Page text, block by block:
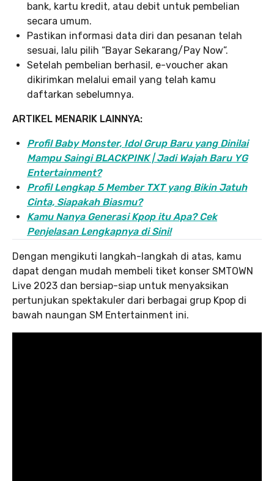
bank, kartu kredit, atau debit untuk pembelian
secara umum.
Pastikan informasi data diri dan pesanan telah
sesuai, lalu pilih “Bayar Sekarang/Pay Now”.
Setelah pembelian berhasil, e-voucher akan
dikirimkan melalui email yang telah kamu
daftarkan sebelumnya.
ARTIKEL MENARIK LAINNYA:
Profil Baby Monster, Idol Grup Baru yang Dinilai
Mampu Saingi BLACKPINK | Jadi Wajah Baru YG
Entertainment?
Profil Lengkap 5 Member TXT yang Bikin Jatuh
Cinta, Siapakah Biasmu?
Kamu Nanya Generasi Kpop itu Apa? Cek
Penjelasan Lengkapnya di Sini!
Dengan mengikuti langkah-langkah di atas, kamu
dapat dengan mudah membeli tiket konser SMTOWN
Live 2023 dan bersiap-siap untuk menyaksikan
pertunjukan spektakuler dari berbagai grup Kpop di
bawah naungan SM Entertainment ini.